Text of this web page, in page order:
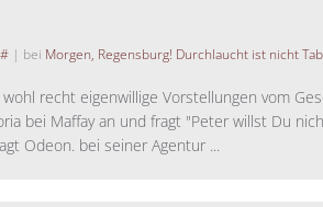
# | bei Morgen, Regensburg! Durchlaucht ist nicht
recht eigenwillige Vorstellungen vom
bei Maffay an und fragt "Peter willst Du
Odeon. bei seiner Agentur ...